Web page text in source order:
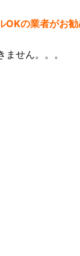
OKの業者がお
せん。。。